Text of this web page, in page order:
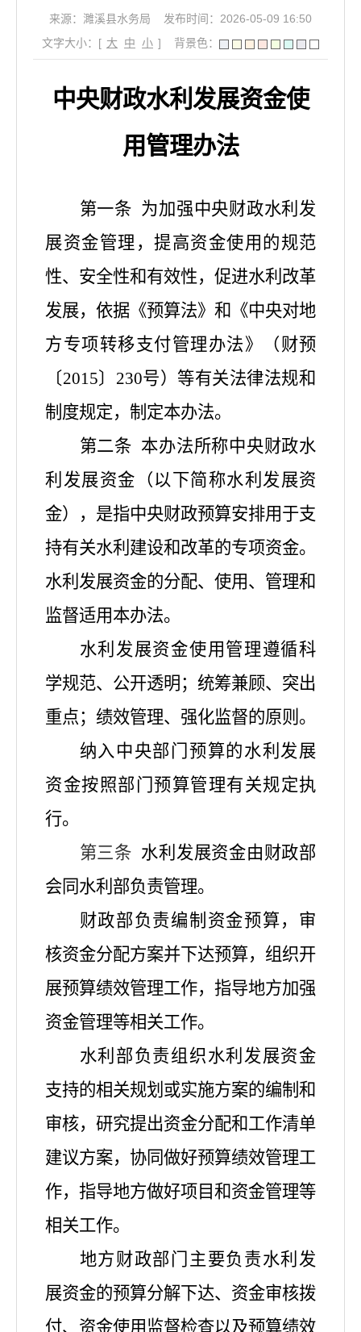
来源：濉溪县水务局
发布时间：2026-05-09 16:50
文字大小：[ 大 中 小 ] 背景色：
中央财政水利发展资金使
用管理办法
第一条 为加强中央财政水利发
展资金管理，提高资金使用的规范
性、安全性和有效性，促进水利改革
发展，依据《预算法》和《中央对地
方专项转移支付管理办法》（财预
〔2015〕230号）等有关法律法规和
制度规定，制定本办法。
第二条 本办法所称中央财政水
利发展资金（以下简称水利发展资
金），是指中央财政预算安排用于支
持有关水利建设和改革的专项资金。
水利发展资金的分配、使用、管理和
监督适用本办法。
水利发展资金使用管理遵循科
学规范、公开透明；统筹兼顾、突出
重点；绩效管理、强化监督的原则。
纳入中央部门预算的水利发展
资金按照部门预算管理有关规定执
行。
第三条 水利发展资金由财政部
会同水利部负责管理。
财政部负责编制资金预算，审
核资金分配方案并下达预算，组织开
展预算绩效管理工作，指导地方加强
资金管理等相关工作。
水利部负责组织水利发展资金
支持的相关规划或实施方案的编制和
审核，研究提出资金分配和工作清单
建议方案，协同做好预算绩效管理工
作，指导地方做好项目和资金管理等
相关工作。
地方财政部门主要负责水利发
展资金的预算分解下达、资金审核拨
付、资金使用监督检查以及预算绩效